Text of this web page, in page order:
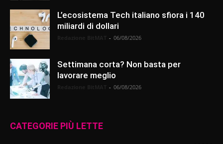
L’ecosistema Tech italiano sfiora i 140
miliardi di dollari
- 06/08/2026
Settimana corta? Non basta per
lavorare meglio
- 06/08/2026
CATEGORIE PIÙ LETTE